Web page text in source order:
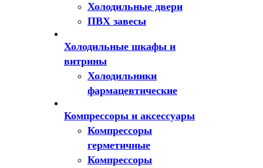
Холодильные двери
ПВХ завесы
Холодильные шкафы и
витрины
Холодильники
фармацевтические
Компрессоры и аксессуары
Компрессоры
герметичные
Компрессоры